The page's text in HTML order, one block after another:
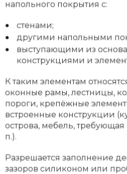
напольного покрытия с:
стенами;
другими напольными
выступающими из
конструкциями и
К таким элементам
оконные рамы, лестницы,
пороги, крепёжные
встроенные конструкции
острова, мебель,
п.).
Разрешается заполнение
зазоров силиконом или